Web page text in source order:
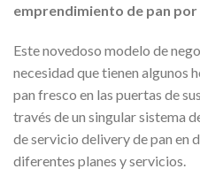
emprendimiento de pan
Este novedoso modelo de
necesidad que tienen algunos
pan fresco en las puertas de
través de un singular sistema
de servicio delivery de pan en
diferentes planes y servicios.